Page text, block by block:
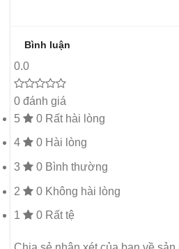
Bình luận
0.0
0 đánh giá
5
0 Rất hài lòng
4 0 Hài lòng
3 0 Bình thường
2 0 Không hài lòng
1 0 Rất tệ